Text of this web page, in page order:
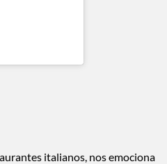
italianos, nos emociona